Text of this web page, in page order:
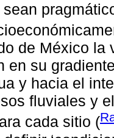
de México la
en su
y hacia el
fluviales y
cada sitio (